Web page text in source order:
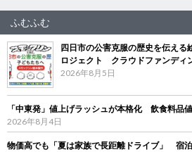
ふむふむ
四日市の公害克服の歴史を伝える
ロジェクト クラウドファンディ
2026年8月5日
「中東発」値上げラッシュが本格化 飲食料品
2026年8月4日
物価高でも「夏は家族で長距離ドライブ」 宿